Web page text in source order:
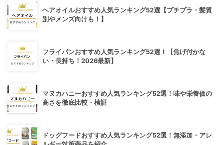
ヘアオイルおすすめ人気ランキング52選【プチプラ・髪質
別やメンズ向けも！】
フライパンおすすめ人気ランキング52選！【焦げ付かな
い・長持ち！2026最新】
マヌカハニーおすすめ人気ランキング52選！味や栄養価の
高さを徹底比較・検証
ドッグフードおすすめ人気ランキング52選！無添加・アレ